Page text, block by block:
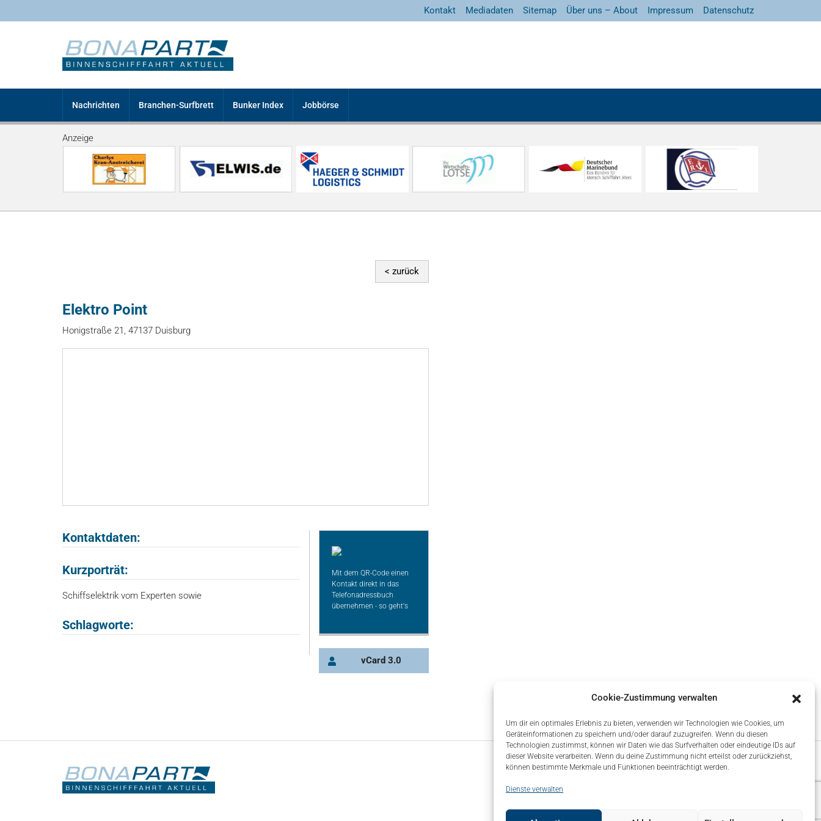
Cookie-Zustimmung verwalten
Um dir ein optimales Erlebnis zu bieten, verwenden wir Technologien wie Cookies, um
Geräteinformationen zu speichern und/oder darauf zuzugreifen. Wenn du diesen
Technologien zustimmst, können wir Daten wie das Surfverhalten oder eindeutige IDs auf
dieser Website verarbeiten. Wenn du deine Zustimmung nicht erteilst oder zurückziehst,
können bestimmte Merkmale und Funktionen beeinträchtigt werden.
Dienste verwalten
Kontakt Mediadaten Sitemap Über uns – About Impressum Datenschutz
Nachrichten Branchen-Surfbrett Bunker Index Jobbörse
Anzeige
Elektro Point
Honigstraße 21, 47137 Duisburg
Kontaktdaten:
Kurzporträt:
Schiffselektrik vom Experten sowie
Schlagworte:
Mit dem QR-Code einen
Kontakt direkt in das
Telefonadressbuch
übernehmen - so geht's
vCard 3.0